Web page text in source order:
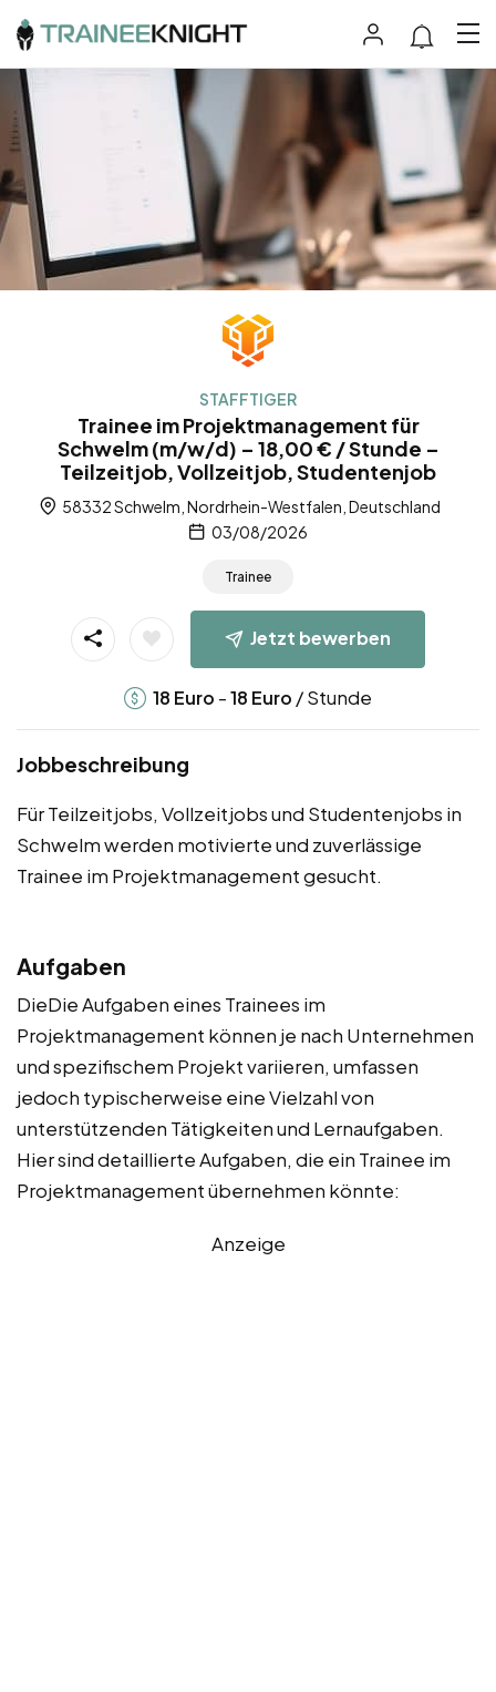
STAFFTIGER
Trainee im Projektmanagement für
Schwelm (m/w/d) – 18,00 € / Stunde –
Teilzeitjob, Vollzeitjob, Studentenjob
58332 Schwelm, Nordrhein-Westfalen, Deutschland
03/08/2026
Trainee
Jetzt bewerben
18 Euro -18 Euro / Stunde
Jobbeschreibung
Für Teilzeitjobs, Vollzeitjobs und Studentenjobs in
Schwelm werden motivierte und zuverlässige
Trainee im Projektmanagement gesucht.
Aufgaben
DieDie Aufgaben eines Trainees im
Projektmanagement können je nach Unternehmen
und spezifischem Projekt variieren, umfassen
jedoch typischerweise eine Vielzahl von
unterstützenden Tätigkeiten und Lernaufgaben.
Hier sind detaillierte Aufgaben, die ein Trainee im
Projektmanagement übernehmen könnte:
Anzeige